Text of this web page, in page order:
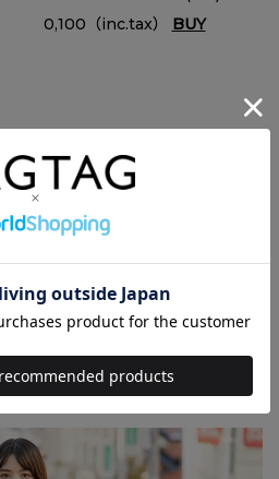
0,100（inc.tax） BUY
MORE
げるカラフルなファーコ